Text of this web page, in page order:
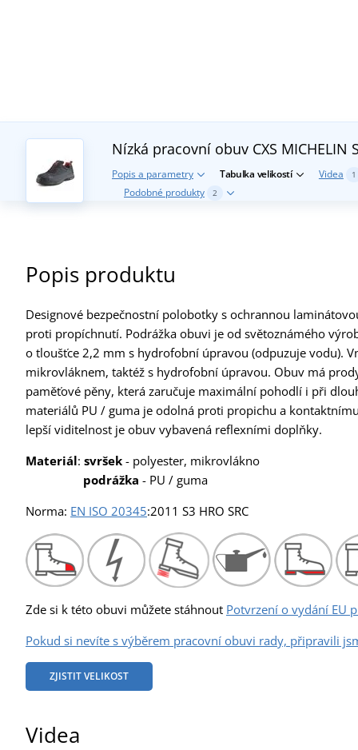
Nízká pracovní obuv CXS MICHELIN
Popis a parametry Tabulka velikostí Videa 1
Podobné produkty 2
Popis produktu
Designové bezpečnostní polobotky s ochrannou
proti propíchnutí. Podrážka obuvi je od světoznámého
o tloušťce 2,2 mm s hydrofobní úpravou (odpuzuje vodu).
mikrovláknem, taktéž s hydrofobní úpravou. Obuv má
paměťové pěny, která zaručuje maximální pohodlí i při
materiálů PU / guma je odolná proti propichu a
lepší viditelnost je obuv vybavená reflexními doplňky.
Materiál: svršek - polyester, mikrovlákno
podrážka - PU / guma
Norma: EN ISO 20345:2011 S3 HRO SRC
Zde si k této obuvi můžete stáhnout Potvrzení o vydání EU
Pokud si nevíte s výběrem pracovní obuvi rady, připravili
ZJISTIT VELIKOST
Videa